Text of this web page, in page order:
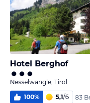
Hotel Berghof
Nesselwängle, Tirol
100% 5,1/6 83